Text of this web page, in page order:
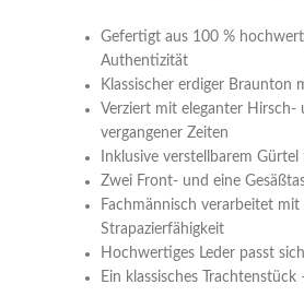
Gefertigt aus 100 %
Authentizität
Klassischer erdiger
Verziert mit eleganter
vergangener Zeiten
Inklusive verstellbarem
Zwei Front- und eine
Fachmännisch verarbeitet
Strapazierfähigkeit
Hochwertiges Leder passt
Ein klassisches